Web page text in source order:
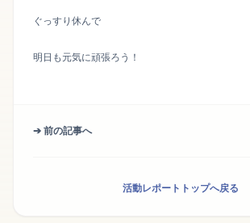
ぐっすり休んで
明日も元気に頑張ろう！
➔ 前の記事へ
活動レポートトップへ戻る